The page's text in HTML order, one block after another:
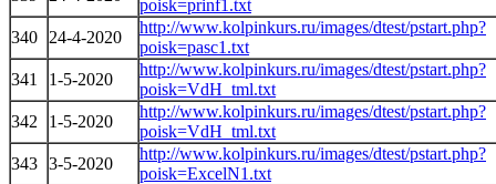
poisk=prinf1.txt
340
24-4-2020
http://www.kolpinkurs.ru/images/dtest/pstart.php?
poisk=pasc1.txt
341
1-5-2020
http://www.kolpinkurs.ru/images/dtest/pstart.php?
poisk=VdH_tml.txt
342
1-5-2020
http://www.kolpinkurs.ru/images/dtest/pstart.php?
poisk=VdH_tml.txt
343 3-5-2020
http://www.kolpinkurs.ru/images/dtest/pstart.php?
poisk=ExcelN1.txt